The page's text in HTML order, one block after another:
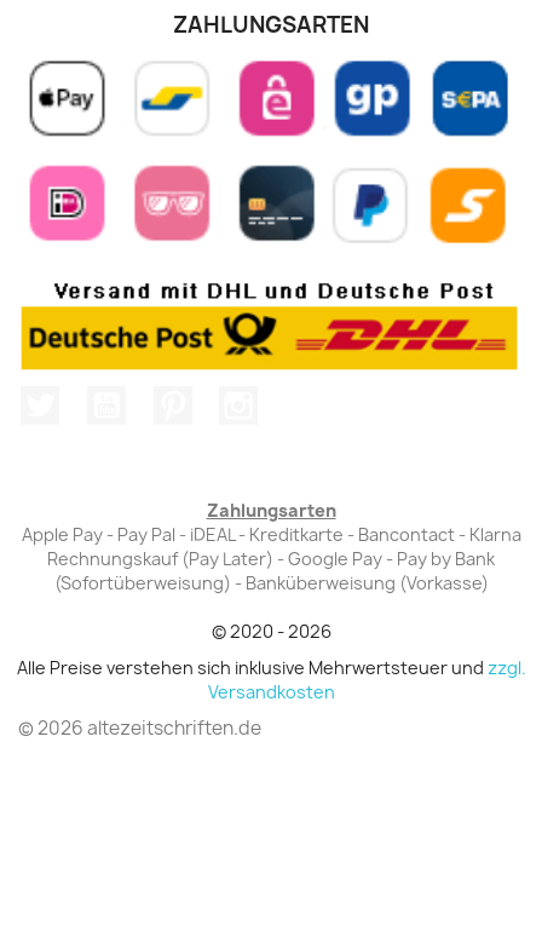
ZAHLUNGSARTEN
Zahlungsarten
Apple Pay - Pay Pal - iDEAL - Kreditkarte - Bancontact - Klarna
Rechnungskauf (Pay Later) - Google Pay - Pay by Bank
(Sofortüberweisung) - Banküberweisung (Vorkasse)
© 2020 - 2026
Alle Preise verstehen sich inklusive Mehrwertsteuer und zzgl.
Versandkosten
© 2026 altezeitschriften.de